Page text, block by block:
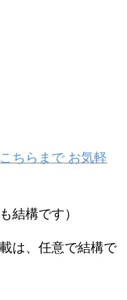
ちらまで お気軽
結構です）
は、任意で結構で